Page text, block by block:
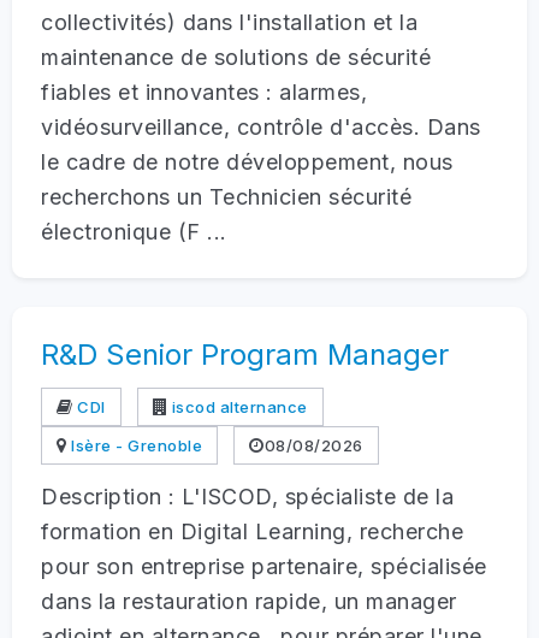
collectivités) dans l'installation et la
maintenance de solutions de sécurité
fiables et innovantes : alarmes,
vidéosurveillance, contrôle d'accès. Dans
le cadre de notre développement, nous
recherchons un Technicien sécurité
électronique (F ...
R&D Senior Program Manager
CDI
iscod alternance
Isère - Grenoble
08/08/2026
Description : L'ISCOD, spécialiste de la
formation en Digital Learning, recherche
pour son entreprise partenaire, spécialisée
dans la restauration rapide, un manager